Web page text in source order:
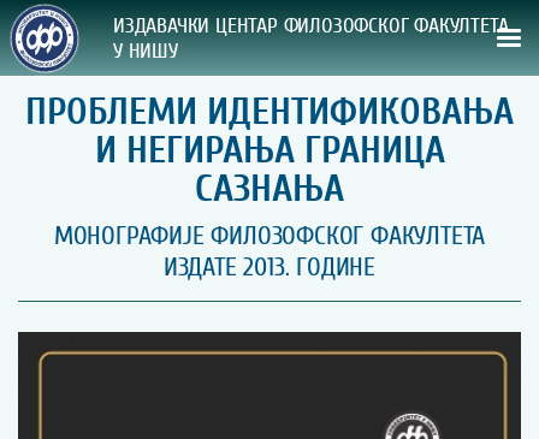
ИЗДАВАЧКИ ЦЕНТАР ФИЛОЗОФСКОГ ФАКУЛТЕТА
У НИШУ
СВА НАША ИЗДАЊА
ВРСТА ИЗДАЊА:
ГОДИНА ОБЈАВЉИВАЊА:
УПУТСТВА
ПРОБЛЕМИ ИДЕНТИФИКОВАЊА
И НЕГИРАЊА ГРАНИЦА
САЗНАЊА
МОНОГРАФИЈЕ ФИЛОЗОФСКОГ ФАКУЛТЕТА
ИЗДАТЕ 2013. ГОДИНЕ